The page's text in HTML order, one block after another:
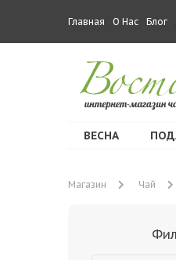
Главная О Нас Блог
ВЕСНА
Магазин Чай